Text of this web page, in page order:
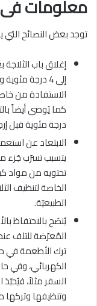
معلومات فى
توجد بعض النصائح التي
إغلاق باب
إلى 4 درجة
الاستفادة من
درجة مئوية قبل
الابتعاد عن
يتسبب تسرّب جُزء
تحتويه من مواد
الخاصة لتنظيف
الطبيعيّة.
يُنصَح بالاحتفاظ
المُعرّضة للتلف
ترك الأطعمة في
الكهربائي، وفي
السفر مثلاً،
وتنظيفها وتركها